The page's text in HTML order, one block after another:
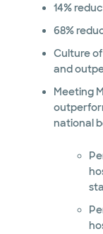
14%
68%
Culture
and
Meeting
national